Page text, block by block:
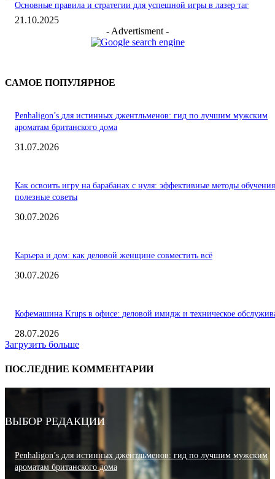
Основные правила и стратегии для успешной игры в лазер таг
21.10.2025
- Advertisment -
САМОЕ ПОПУЛЯРНОЕ
Penhaligon’s для истинных джентльменов: гид по лучшим мужским
ароматам британского дома
31.07.2026
Как освоить игру на барабанах с нуля: эффективные методы
полезные советы
30.07.2026
Карьера и дом: как деловой женщине совместить всё
30.07.2026
Кофемашина Krups в офисе: деловой имидж и техническое
28.07.2026
Загрузить больше
ПОСЛЕДНИЕ КОММЕНТАРИИ
ВЫБОР РЕДАКЦИИ
Penhaligon’s для истинных джентльменов: гид по лучшим мужским
ароматам британского дома